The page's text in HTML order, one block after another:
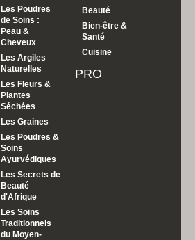
Les Poudres
de Soins :
Peau &
Cheveux
Les Argiles
Naturelles
Les Fleurs &
Plantes
Séchées
Les Graines
Les Poudres &
Soins
Ayurvédiques
Les Secrets de
Beauté
d'Afrique
Les Soins
Traditionnels
du Moyen-
Beauté
Bien-être &
Santé
Cuisine
PRO